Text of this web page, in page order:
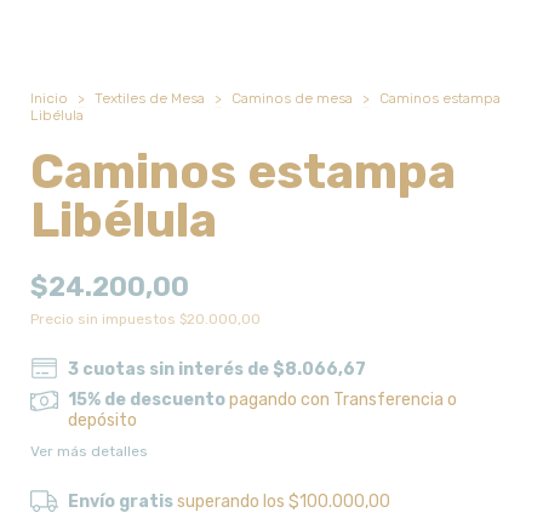
Inicio > Textiles de Mesa > Caminos de mesa >
Caminos estampa
Libélula
Caminos estampa
Libélula
$24.200,00
Precio sin impuestos $20.000,00
3 cuotas sin interés de $8.066,67
15% de descuentopagando con Transferencia o
depósito
Ver más detalles
Envío gratissuperando los$100.000,00